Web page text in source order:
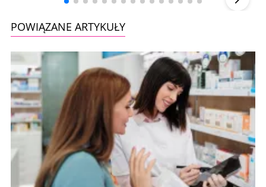
POWIĄZANE ARTYKUŁY